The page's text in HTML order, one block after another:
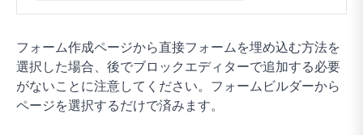
フォーム作成ページから直接フォームを埋め込む方法を
選択した場合、後でブロックエディターで追加する必要
がないことに注意してください。フォームビルダーから
ページを選択するだけで済みます。